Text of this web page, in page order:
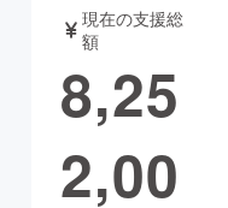
音楽
ゲーム・サ
現在の支援総
額
8,25
2,00